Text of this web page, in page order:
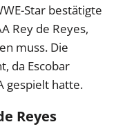
Star bestätigte
Rey de Reyes,
muss. Die
da Escobar
gespielt hatte.
Reyes